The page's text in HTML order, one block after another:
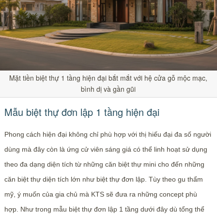
Mặt tiền biệt thự 1 tầng hiện đại bắt mắt với hệ cửa gỗ mộc mạc,
bình dị và gần gũi
Mẫu biệt thự đơn lập 1 tầng hiện đại
Phong cách hiện đại không chỉ phù hợp với thị hiếu đại đa số người
dùng mà đây còn là ứng cử viên sáng giá có thể linh hoạt sử dụng
theo đa dạng diện tích từ những căn biệt thự mini cho đến những
căn biệt thự diện tích lớn như biệt thự đơn lập. Tùy theo gu thẩm
mỹ, ý muốn của gia chủ mà KTS sẽ đưa ra những concept phù
hợp. Như trong mẫu biệt thự đơn lập 1 tầng dưới đây dù tổng thể